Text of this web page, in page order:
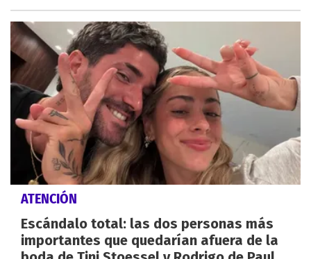
ATENCIÓN
Escándalo total: las dos personas más
importantes que quedarían afuera de la